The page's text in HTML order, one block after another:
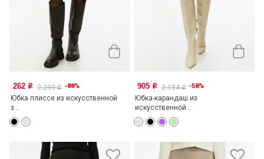
262 o 2 299o -88%
Юбка плиссе из искусственной
з...
905 o 2 184o -58%
Юбка-карандаш из
искусственной...